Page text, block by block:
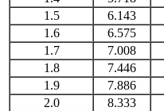
1.5
6.143
1.6
6.575
1.7
7.008
1.8
7.446
1.9
7.886
2.0
8.333